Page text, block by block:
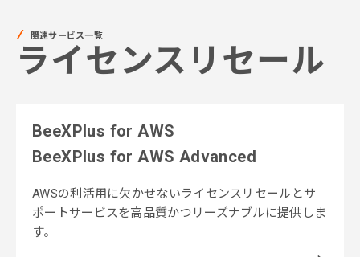
関連サービス一覧
ライセンスリセール
BeeXPlus for AWS
BeeXPlus for AWS Advanced
AWSの利活用に欠かせないライセンスリセールとサ
ポートサービスを高品質かつリーズナブルに提供しま
す。